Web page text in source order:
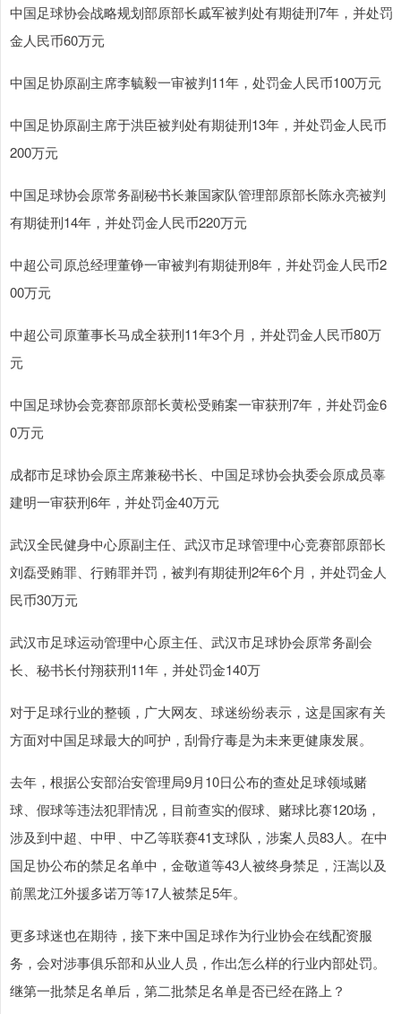
中国足球协会战略规划部原部长戚军被判处有期徒刑7年，并处罚
金人民币60万元
中国足协原副主席李毓毅一审被判11年，处罚金人民币100万元
中国足协原副主席于洪臣被判处有期徒刑13年，并处罚金人民币
200万元
中国足球协会原常务副秘书长兼国家队管理部原部长陈永亮被判
有期徒刑14年，并处罚金人民币220万元
中超公司原总经理董铮一审被判有期徒刑8年，并处罚金人民币2
00万元
中超公司原董事长马成全获刑11年3个月，并处罚金人民币80万
元
中国足球协会竞赛部原部长黄松受贿案一审获刑7年，并处罚金6
0万元
成都市足球协会原主席兼秘书长、中国足球协会执委会原成员辜
建明一审获刑6年，并处罚金40万元
武汉全民健身中心原副主任、武汉市足球管理中心竞赛部原部长
刘磊受贿罪、行贿罪并罚，被判有期徒刑2年6个月，并处罚金人
民币30万元
武汉市足球运动管理中心原主任、武汉市足球协会原常务副会
长、秘书长付翔获刑11年，并处罚金140万
对于足球行业的整顿，广大网友、球迷纷纷表示，这是国家有关
方面对中国足球最大的呵护，刮骨疗毒是为未来更健康发展。
去年，根据公安部治安管理局9月10日公布的查处足球领域赌
球、假球等违法犯罪情况，目前查实的假球、赌球比赛120场，
涉及到中超、中甲、中乙等联赛41支球队，涉案人员83人。在中
国足协公布的禁足名单中，金敬道等43人被终身禁足，汪嵩以及
前黑龙江外援多诺万等17人被禁足5年。
更多球迷也在期待，接下来中国足球作为行业协会在线配资服
务，会对涉事俱乐部和从业人员，作出怎么样的行业内部处罚。
继第一批禁足名单后，第二批禁足名单是否已经在路上？